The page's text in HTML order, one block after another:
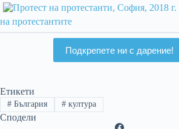
на протестантите
Подкрепете ни с дарение!
Етикети
#България #култура
Сподели